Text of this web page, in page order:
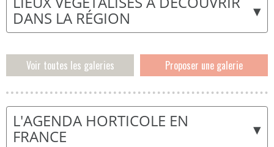
▾
DANS LA RÉGION
Voir toutes les galeries Proposer une galerie
▾
L'AGENDA HORTICOLE EN
FRANCE